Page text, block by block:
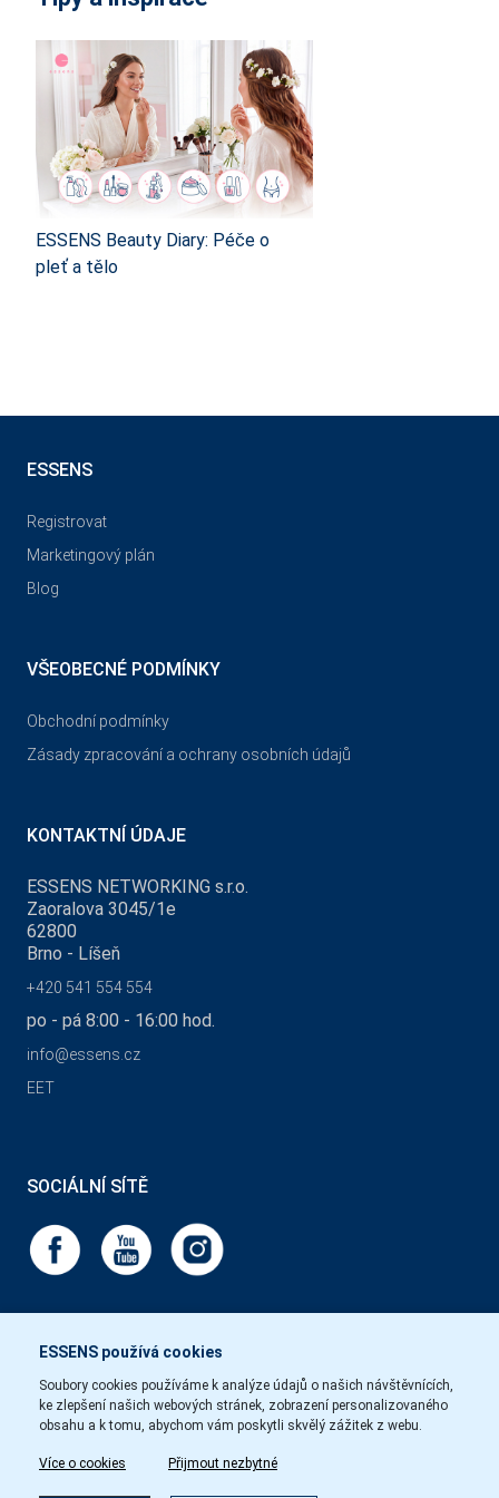
ESSENS Beauty Diary: Péče o
pleť a tělo
ESSENS používá cookies
Soubory cookies používáme k analýze údajů o našich návštěvnících,
ke zlepšení našich webových stránek, zobrazení personalizovaného
obsahu a k tomu, abychom vám poskytli skvělý zážitek z webu.
Více o cookies Přijmout nezbytné
ESSENS
Registrovat
Marketingový plán
Blog
VŠEOBECNÉ PODMÍNKY
Obchodní podmínky
Zásady zpracování a ochrany osobních údajů
KONTAKTNÍ ÚDAJE
ESSENS NETWORKING s.r.o.
Zaoralova 3045/1e
62800
Brno - Líšeň
+420 541 554 554
po - pá 8:00 - 16:00 hod.
info@essens.cz
EET
SOCIÁLNÍ SÍTĚ